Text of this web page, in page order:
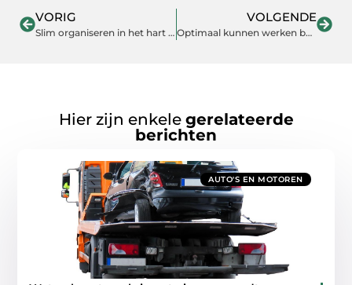
VORIG
Slim organiseren in het hart van Nederland
VOLGENDE
Optimaal kunnen werken begint met de beste werkplaatsinrichting
Hier zijn enkele gerelateerde
berichten
AUTO'S EN MOTOREN